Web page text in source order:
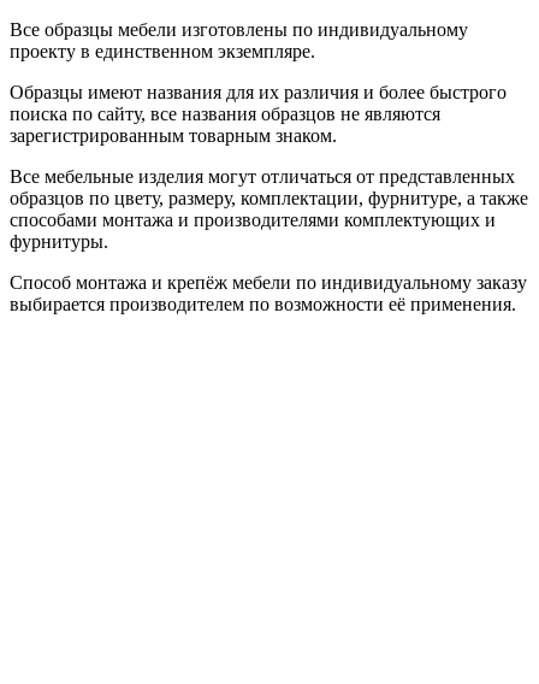
Все образцы мебели изготовлены по индивидуальному
проекту в единственном экземпляре.
Образцы имеют названия для их различия и более быстрого
поиска по сайту, все названия образцов не являются
зарегистрированным товарным знаком.
Все мебельные изделия могут отличаться от представленных
образцов по цвету, размеру, комплектации, фурнитуре, а также
способами монтажа и производителями комплектующих и
фурнитуры.
Способ монтажа и крепёж мебели по индивидуальному заказу
выбирается производителем по возможности её применения.